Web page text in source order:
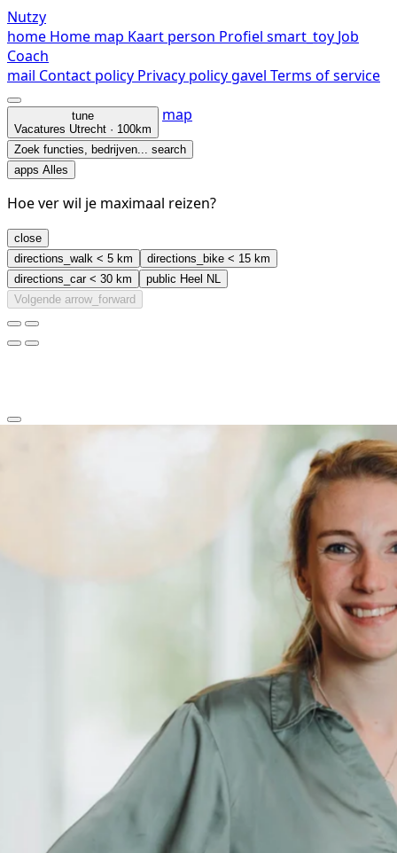
Nutzy
home Home map Kaart person Profiel smart_toy Job
Coach
mail Contact policy Privacy policygavel Terms of service
tune
Vacatures Utrecht · 100km
map
Zoek functies, bedrijven... search
apps Alles
Hoe ver wil je maximaal reizen?
close
directions_walk < 5 km directions_bike < 15 km
directions_car< 30 km public Heel NL
Volgende arrow_forward